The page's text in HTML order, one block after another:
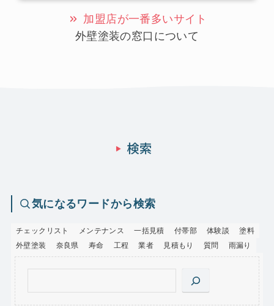
加盟店が一番多いサイト
外壁塗装の窓口について
気になるワードから検索
チェックリスト メンテナンス 一括見積 付帯部 体験談
塗料
外壁塗装
奈良県 寿命 工程 業者 見積もり 質問 雨漏り
索